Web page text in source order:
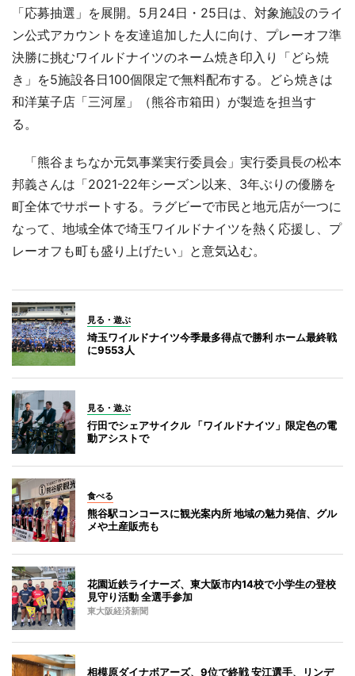
「応募抽選」を展開。5月24日・25日は、対象施設のライ
ン公式アカウントを友達追加した人に向け、プレーオフ準
決勝に挑むワイルドナイツのネーム焼き印入り「どら焼
き」を5施設各日100個限定で無料配布する。どら焼きは
和洋菓子店「三河屋」（熊谷市箱田）が製造を担当す
る。
「熊谷まちなか元気事業実行委員会」実行委員長の松本
邦義さんは「2021-22年シーズン以来、3年ぶりの優勝を
町全体でサポートする。ラグビーで市民と地元店が一つに
なって、地域全体で埼玉ワイルドナイツを熱く応援し、プ
レーオフも町も盛り上げたい」と意気込む。
見る・遊ぶ
埼玉ワイルドナイツ今季最多得点で勝利 ホーム最終戦
に9553人
見る・遊ぶ
行田でシェアサイクル 「ワイルドナイツ」限定色の電
動アシストで
食べる
熊谷駅コンコースに観光案内所 地域の魅力発信、グル
メや土産販売も
花園近鉄ライナーズ、東大阪市内14校で小学生の登校
見守り活動 全選手参加
東大阪経済新聞
相模原ダイナボアーズ、9位で終戦 安江選手、リンデ